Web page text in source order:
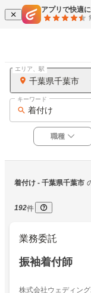
アプリで快適
千葉県千葉市
エリア、駅
着付け
キーワード
職種
着付け - 千葉県千葉市
192件
業務委託
振袖着付師
株式会社ウェディン